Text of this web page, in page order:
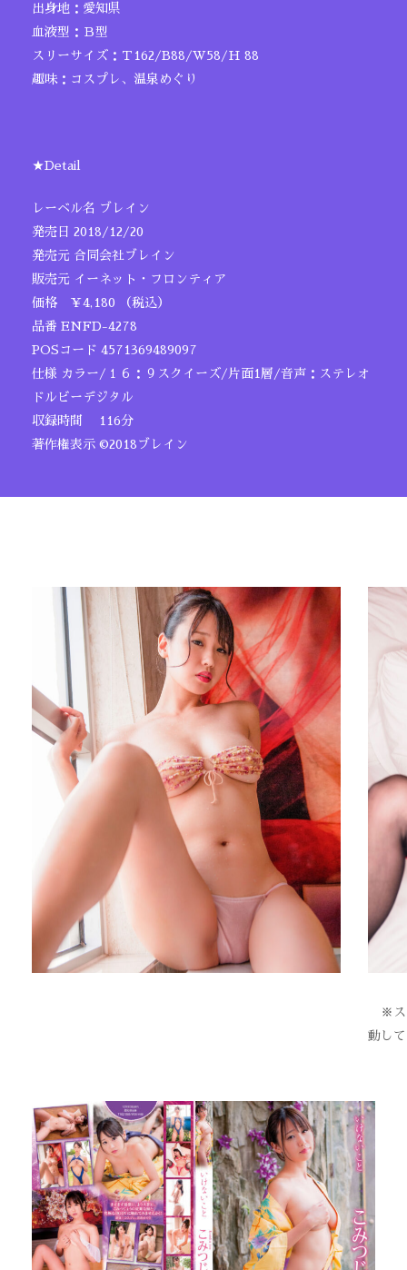
出身地：愛知県
血液型：Ｂ型
スリーサイズ：Ｔ162/B88/W58/H 88
趣味：コスプレ、温泉めぐり
★Detail
レーベル名 ブレイン
発売日 2018/12/20
発売元 合同会社ブレイン
販売元 イーネット・フロンティア
価格 ￥4,180 （税込）
品番 ENFD-4278
POSコード 4571369489097
仕様 カラー/１６：９スクイーズ/片面1層/音声：ステレオ
ドルビーデジタル
収録時間 116分
著作権表示 ©2018ブレイン
※ス
動し